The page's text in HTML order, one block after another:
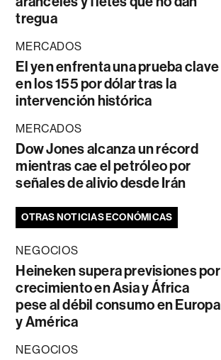
tregua
MERCADOS
El yen enfrenta una prueba clave
en los 155 por dólar tras la
intervención histórica
MERCADOS
Dow Jones alcanza un récord
mientras cae el petróleo por
señales de alivio desde Irán
OTRAS NOTICIAS ECONÓMICAS
NEGOCIOS
Heineken supera previsiones por
crecimiento en Asia y África
pese al débil consumo en Europa
y América
NEGOCIOS